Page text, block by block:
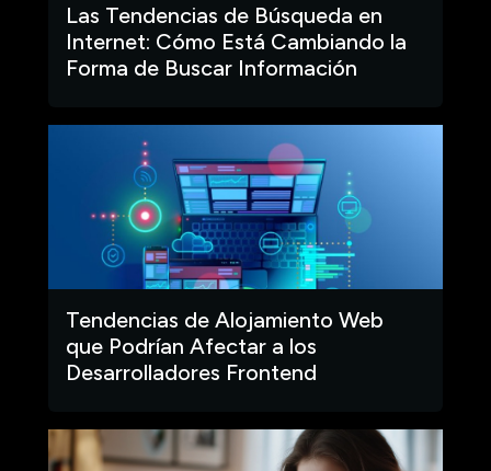
Las Tendencias de Búsqueda en
Internet: Cómo Está Cambiando la
Forma de Buscar Información
Tendencias de Alojamiento Web
que Podrían Afectar a los
Desarrolladores Frontend